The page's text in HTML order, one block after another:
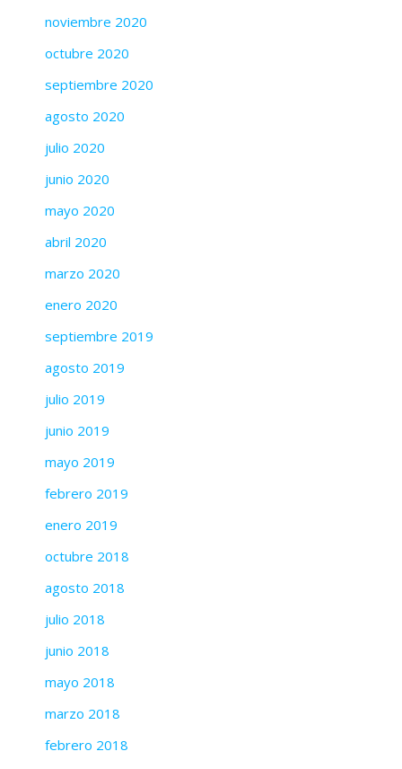
noviembre 2020
octubre 2020
septiembre 2020
agosto 2020
julio 2020
junio 2020
mayo 2020
abril 2020
marzo 2020
enero 2020
septiembre 2019
agosto 2019
julio 2019
junio 2019
mayo 2019
febrero 2019
enero 2019
octubre 2018
agosto 2018
julio 2018
junio 2018
mayo 2018
marzo 2018
febrero 2018